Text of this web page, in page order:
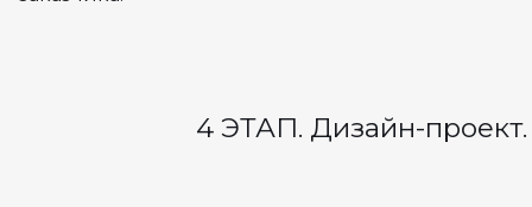
4 ЭТАП. Дизайн-проект.